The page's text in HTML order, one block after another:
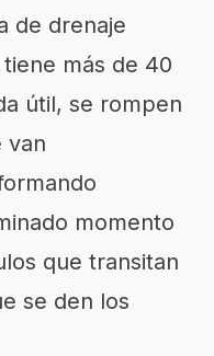
de drenaje
más de 40
útil, se rompen
van
momento
que transitan
se den los